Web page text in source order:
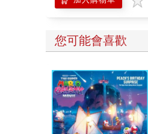
您可能會喜歡